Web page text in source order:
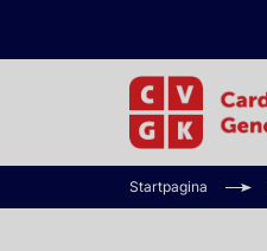
Startpagina